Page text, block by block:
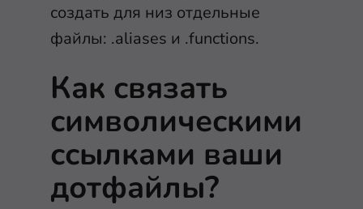
создать для низ отдельные
файлы: .aliases и .functions.
Как связать
символическими
ссылками ваши
дотфайлы?